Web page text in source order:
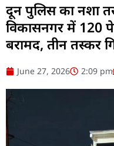
दून पुलिस का नशा
विकासनगर में 120
बरामद, तीन तस्कर
June 27, 2026 2:09 pm